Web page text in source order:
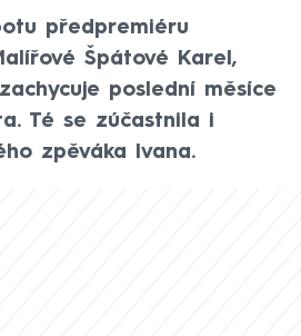
předpremiéru
Špátové Karel,
poslední měsíce
Té se zúčastnila i
zpěváka Ivana.